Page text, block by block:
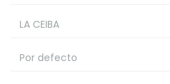
LA CEIBA
Por defecto